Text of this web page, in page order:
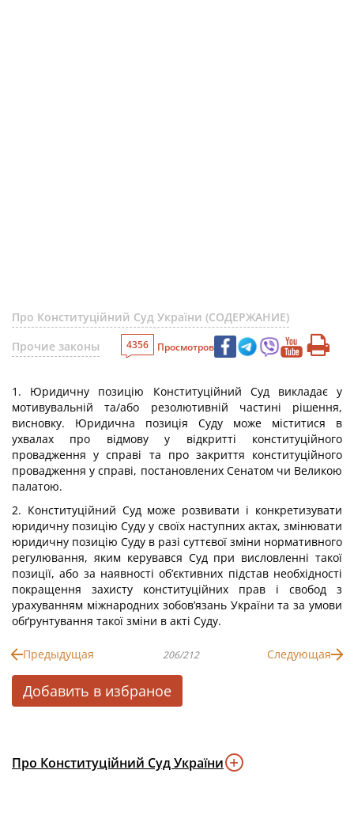
Про Конституційний Суд України (СОДЕРЖАНИЕ)
Прочие законы
4356 Просмотров
1. Юридичну позицію Конституційний Суд викладає у
мотивувальній та/або резолютивній частині рішення,
висновку. Юридична позиція Суду може міститися в
ухвалах про відмову у відкритті конституційного
провадження у справі та про закриття конституційного
провадження у справі, постановлених Сенатом чи Великою
палатою.
2. Конституційний Суд може розвивати і конкретизувати
юридичну позицію Суду у своїх наступних актах, змінювати
юридичну позицію Суду в разі суттєвої зміни нормативного
регулювання, яким керувався Суд при висловленні такої
позиції, або за наявності об’єктивних підстав необхідності
покращення захисту конституційних прав і свобод з
урахуванням міжнародних зобов’язань України та за умови
обґрунтування такої зміни в акті Суду.
Предыдущая 206/212 Следующая
Добавить в избраное
Про Конституційний Суд України